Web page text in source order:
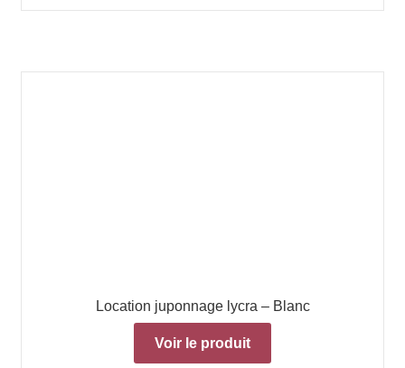
Location juponnage lycra – Blanc
Voir le produit